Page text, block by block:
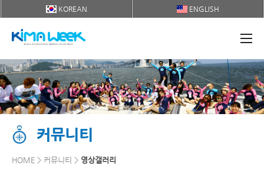
KOREAN ENGLISH
커뮤니티
HOME > 커뮤니티 > 영상갤러리